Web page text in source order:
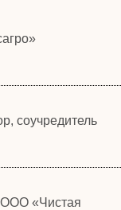
соучредитель
ООО «Чистая